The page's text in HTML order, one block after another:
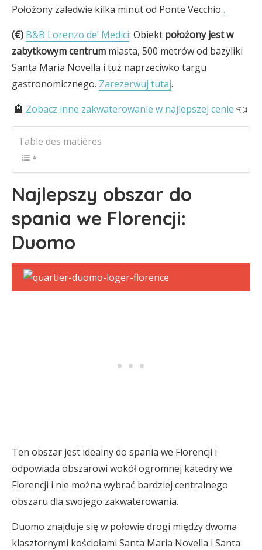
Położony zaledwie kilka minut od Ponte Vecchio .
(€) B&B Lorenzo de’ Medici: Obiekt położony jest w
zabytkowym centrum miasta, 500 metrów od bazyliki
Santa Maria Novella i tuż naprzeciwko targu
gastronomicznego. Zarezerwuj tutaj.
🏨 Zobacz inne zakwaterowanie w najlepszej cenie 👈
Table des matières
Najlepszy obszar do
spania we Florencji:
Duomo
Ten obszar jest idealny do spania we Florencji i
odpowiada obszarowi wokół ogromnej katedry we
Florencji i nie można wybrać bardziej centralnego
obszaru dla swojego zakwaterowania.
Duomo znajduje się w połowie drogi między dwoma
klasztornymi kościołami Santa Maria Novella i Santa